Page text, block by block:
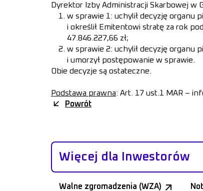
Dyrektor Izby Administracji Skarbowej w
w sprawie 1: uchylił decyzję organu
i określił Emitentowi stratę za rok
47.846.227,66 zł;
w sprawie 2: uchylił decyzję organu
i umorzył postępowanie w sprawie.
Obie decyzje są ostateczne.
Podstawa prawna: Art. 17 ust.1 MAR –
Powrót
Więcej dla Inwestorów
Walne zgromadzenia (WZA)